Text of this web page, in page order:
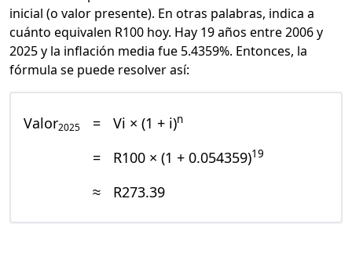
inicial (o valor presente). En otras palabras, indica a
cuánto equivalen R100 hoy. Hay 19 años entre 2006 y
2025 y la inflación media fue 5.4359%. Entonces, la
fórmula se puede resolver así:
Valor2025 = Vi × (1 + i)n
= R100 × (1 + 0.054359)19
≈ R273.39